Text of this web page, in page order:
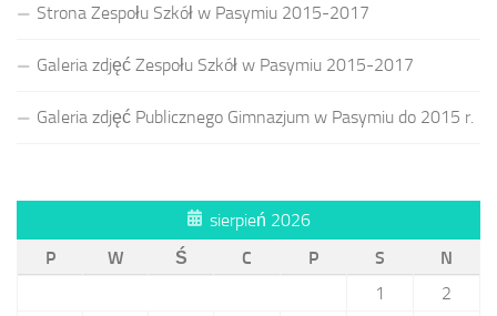
Strona Zespołu Szkół w Pasymiu 2015-2017
Galeria zdjęć Zespołu Szkół w Pasymiu 2015-2017
Galeria zdjęć Publicznego Gimnazjum w Pasymiu do 2015 r.
sierpień 2026
P
W Ś C P S
N
1
2